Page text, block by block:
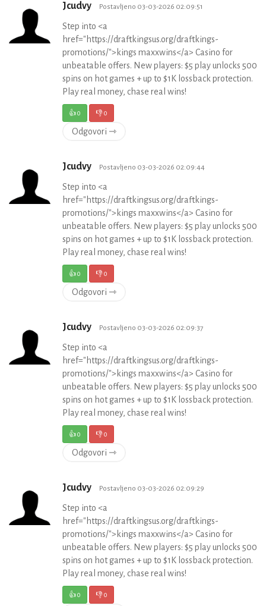
Jcudvy Postavljeno 03-03-2026 02:09:51
Step into <a
href="https://draftkingsus.org/draftkings-
promotions/">kings maxxwins</a> Casino for
unbeatable offers. New players: $5 play unlocks 500
spins on hot games + up to $1K lossback protection.
Play real money, chase real wins!
👍0 👎0
Odgovori ⇾
Jcudvy Postavljeno 03-03-2026 02:09:44
Step into <a
href="https://draftkingsus.org/draftkings-
promotions/">kings maxxwins</a> Casino for
unbeatable offers. New players: $5 play unlocks 500
spins on hot games + up to $1K lossback protection.
Play real money, chase real wins!
👍0 👎0
Odgovori ⇾
Jcudvy Postavljeno 03-03-2026 02:09:37
Step into <a
href="https://draftkingsus.org/draftkings-
promotions/">kings maxxwins</a> Casino for
unbeatable offers. New players: $5 play unlocks 500
spins on hot games + up to $1K lossback protection.
Play real money, chase real wins!
👍0 👎0
Odgovori ⇾
Jcudvy Postavljeno 03-03-2026 02:09:29
Step into <a
href="https://draftkingsus.org/draftkings-
promotions/">kings maxxwins</a> Casino for
unbeatable offers. New players: $5 play unlocks 500
spins on hot games + up to $1K lossback protection.
Play real money, chase real wins!
👍0 👎0